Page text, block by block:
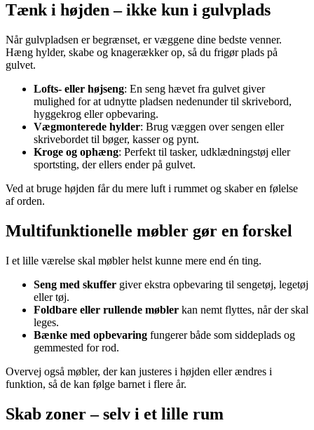
Tænk i højden – ikke kun i gulvplads
Når gulvpladsen er begrænset, er væggene dine bedste venner.
Hæng hylder, skabe og knagerækker op, så du frigør plads på
gulvet.
Lofts- eller højseng: En seng hævet fra gulvet giver
mulighed for at udnytte pladsen nedenunder til skrivebord,
hyggekrog eller opbevaring.
Vægmonterede hylder: Brug væggen over sengen eller
skrivebordet til bøger, kasser og pynt.
Kroge og ophæng: Perfekt til tasker, udklædningstøj eller
sportsting, der ellers ender på gulvet.
Ved at bruge højden får du mere luft i rummet og skaber en følelse
af orden.
Multifunktionelle møbler gør en forskel
I et lille værelse skal møbler helst kunne mere end én ting.
Seng med skuffer giver ekstra opbevaring til sengetøj, legetøj
eller tøj.
Foldbare eller rullende møbler kan nemt flyttes, når der skal
leges.
Bænke med opbevaring fungerer både som siddeplads og
gemmested for rod.
Overvej også møbler, der kan justeres i højden eller ændres i
funktion, så de kan følge barnet i flere år.
Skab zoner – selv i et lille rum